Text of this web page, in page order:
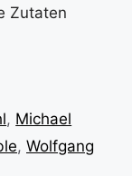
Zutaten
, Michael
, Wolfgang